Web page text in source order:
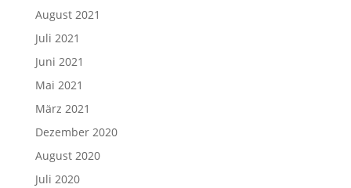
August 2021
Juli 2021
Juni 2021
Mai 2021
März 2021
Dezember 2020
August 2020
Juli 2020